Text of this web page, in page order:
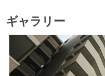
ギャラリー